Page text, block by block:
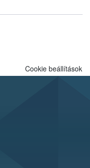
hőkezelés, valamint a
összegyűjtötte a
Cookie beállítások